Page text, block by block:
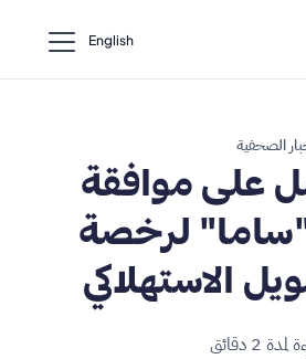
English
الصحفية
على موافقة
لرخصة
الاستهلاكي
2 دقائق